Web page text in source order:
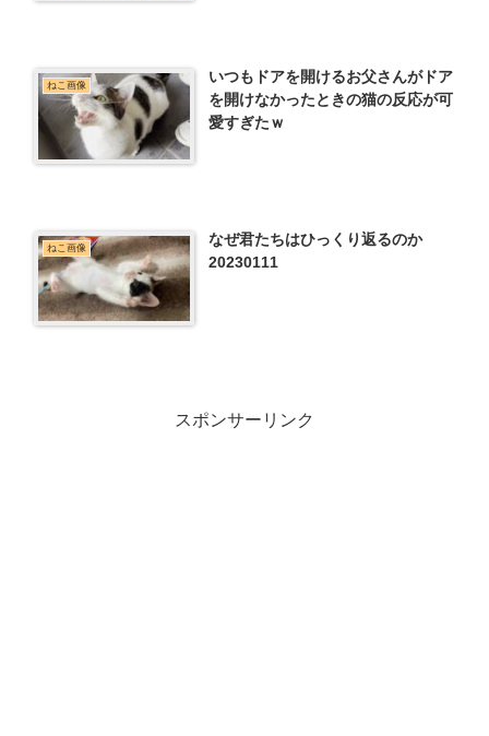
ねこ画像
いつもドアを開けるお父さんがドア
を開けなかったときの猫の反応が可
愛すぎたｗ
ねこ画像
なぜ君たちはひっくり返るのか
20230111
スポンサーリンク